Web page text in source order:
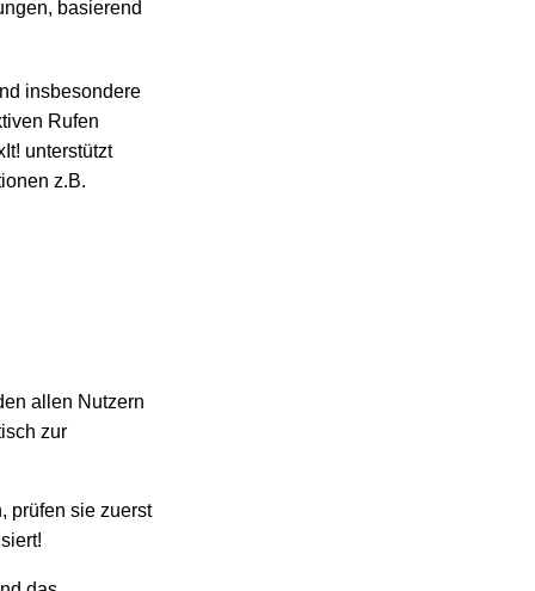
basierend
insbesondere
Rufen
unterstützt
z.B.
allen Nutzern
zur
prüfen sie zuerst